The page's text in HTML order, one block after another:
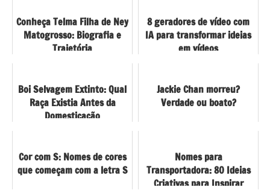
Conheça Telma Filha de Ney
Matogrosso: Biografia e
Trajetória
8 geradores de vídeo com
IA para transformar ideias
em vídeos
Boi Selvagem Extinto: Qual
Raça Existia Antes da
Domesticação
Jackie Chan morreu?
Verdade ou boato?
Cor com S: Nomes de cores
que começam com a letra S
Nomes para
Transportadora: 80 Ideias
Criativas para Inspirar